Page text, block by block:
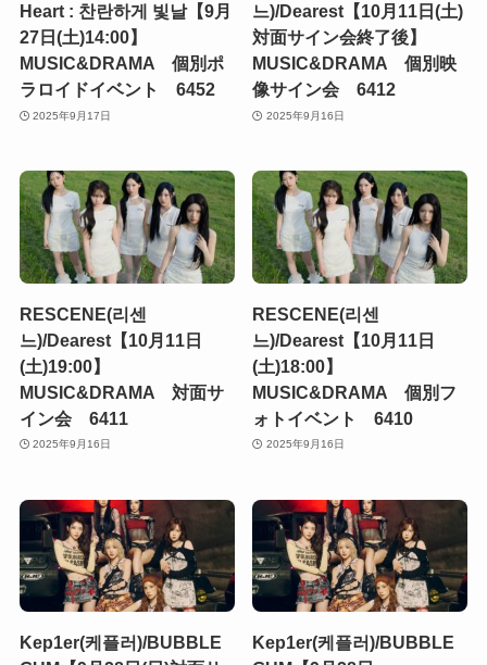
Heart : 찬란하게 빛날【9月
27日(土)14:00】
MUSIC&DRAMA 個別ポ
ラロイドイベント 6452
2025年9月17日
느)/Dearest【10月11日(土)
対面サイン会終了後】
MUSIC&DRAMA 個別映
像サイン会 6412
2025年9月16日
RESCENE(리센
느)/Dearest【10月11日
(土)19:00】
MUSIC&DRAMA 対面サ
イン会 6411
2025年9月16日
RESCENE(리센
느)/Dearest【10月11日
(土)18:00】
MUSIC&DRAMA 個別フ
ォトイベント 6410
2025年9月16日
Kep1er(케플러)/BUBBLE
Kep1er(케플러)/BUBBLE